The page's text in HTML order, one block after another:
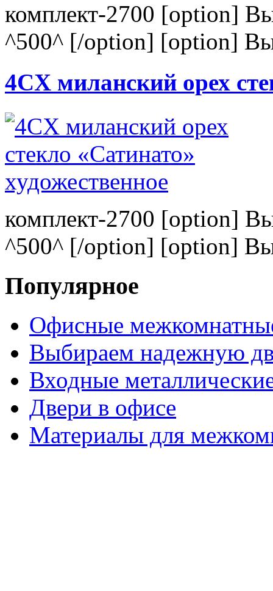
комплект-2700 [option]
^500^ [/option] [option]
4CХ миланский орех
комплект-2700 [option]
^500^ [/option] [option]
Популярное
Офисные
Выбираем надежную
Входные
Двери в офисе
Материалы для